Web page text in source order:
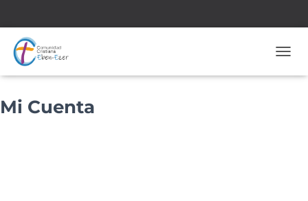
Mi Cuenta